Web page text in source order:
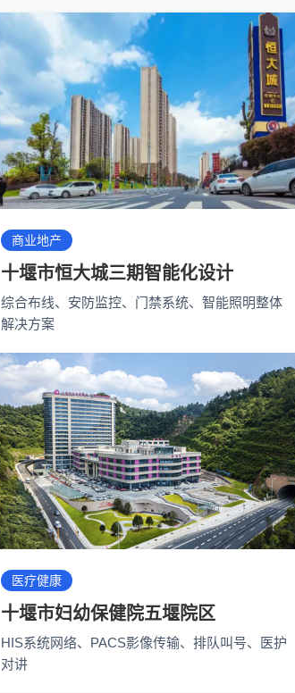
商业地产
十堰市恒大城三期智能化设计
综合布线、安防监控、门禁系统、智能照明整体
解决方案
医疗健康
十堰市妇幼保健院五堰院区
HIS系统网络、PACS影像传输、排队叫号、医护
对讲